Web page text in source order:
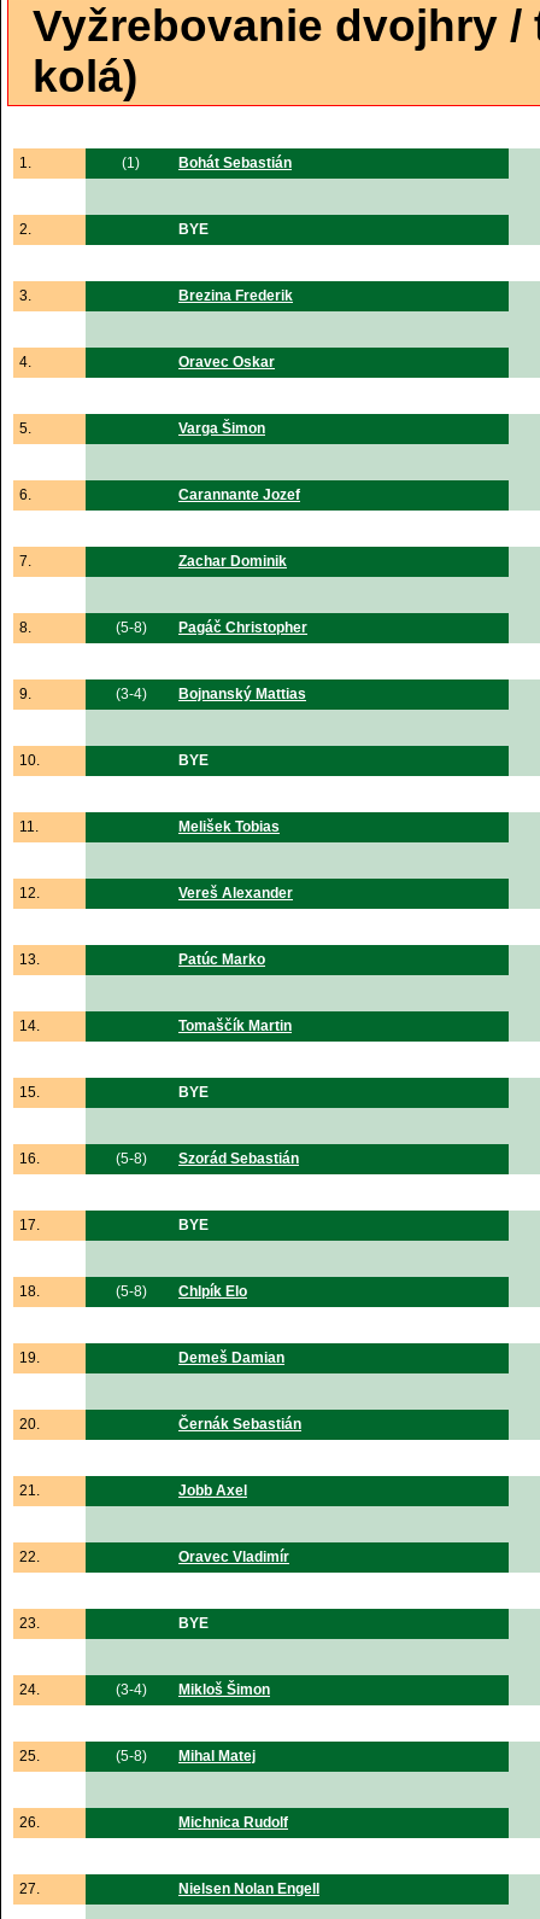
Vyžrebovanie dvojhry
kolá)
1. (1) Bohát Sebastián
2. BYE
3. Brezina Frederik
4. Oravec Oskar
5. Varga Šimon
6. Carannante Jozef
7. Zachar Dominik
8. (5-8) Pagáč Christopher
9. (3-4) Bojnanský Mattias
10. BYE
11. Melišek Tobias
12. Vereš Alexander
13. Patúc Marko
14. Tomaščík Martin
15. BYE
16. (5-8) Szorád Sebastián
17. BYE
18. (5-8) Chlpík Elo
19. Demeš Damian
20. Černák Sebastián
21. Jobb Axel
22. Oravec Vladimír
23. BYE
24. (3-4) Mikloš Šimon
25. (5-8) Mihal Matej
26. Michnica Rudolf
27. Nielsen Nolan Engell